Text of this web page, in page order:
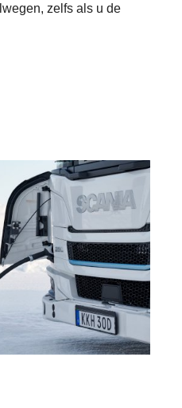
zelfs als u de